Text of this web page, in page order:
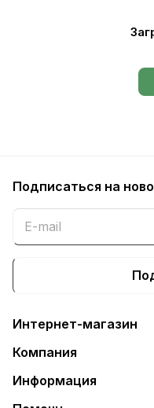
Подписаться на
Интернет-магазин
Компания
Информация